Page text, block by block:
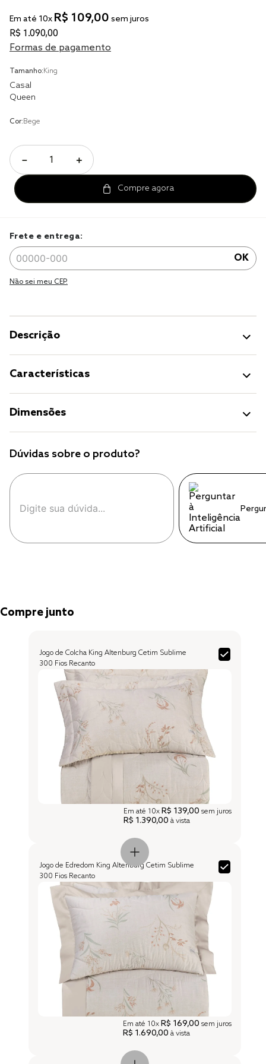
Em até 10x R$ 109,00 sem juros
R$ 1.090,00
Formas de pagamento
Tamanho:King
Casal
Queen
Cor:Bege
＋
－
Frete e entrega:
OK
Não sei meu CEP.
Descrição
Características
Dimensões
Dúvidas sobre o produto?
Compre junto
Jogo de Colcha King Altenburg Cetim Sublime
300 Fios Recanto
Em até 10x R$ 139,00 sem juros
R$ 1.390,00 à vista
Jogo de Edredom King Altenburg Cetim Sublime
300 Fios Recanto
Em até 10x R$ 169,00 sem juros
R$ 1.690,00 à vista
cobre leito
cobertor